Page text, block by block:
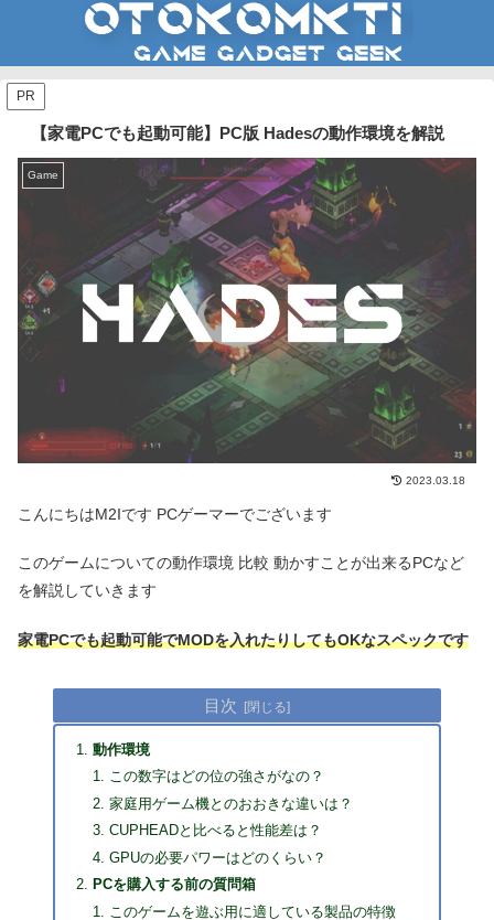
PR
【家電PCでも起動可能】PC版 Hadesの動作環境を解説
Game
2023.03.18
こんにちはM2Iです PCゲーマーでございます
このゲームについての動作環境 比較 動かすことが出来るPCなど
を解説していきます
家電PCでも起動可能でMODを入れたりしてもOKなスペックです
目次
動作環境
この数字はどの位の強さがなの？
家庭用ゲーム機とのおおきな違いは？
CUPHEADと比べると性能差は？
GPUの必要パワーはどのくらい？
PCを購入する前の質問箱
このゲームを遊ぶ用に適している製品の特徴